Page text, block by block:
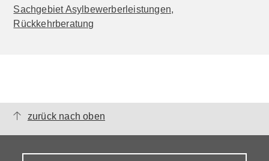
Sachgebiet Asylbewerberleistungen,
Rückkehrberatung
zurück nach oben